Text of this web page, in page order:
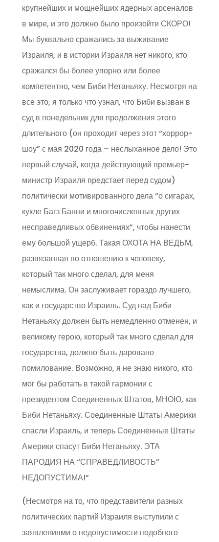
крупнейших и мощнейших ядерных арсеналов
в мире, и это должно было произойти СКОРО!
Мы буквально сражались за выживание
Израиля, и в истории Израиля нет никого, кто
сражался бы более упорно или более
компетентно, чем Биби Нетаньяху. Несмотря на
все это, я только что узнал, что Биби вызван в
суд в понедельник для продолжения этого
длительного (он проходит через этот “хоррор-
шоу” с мая 2020 года – неслыханное дело! Это
первый случай, когда действующий премьер-
министр Израиля предстает перед судом)
политически мотивированного дела “о сигарах,
кукле Багз Банни и многочисленных других
несправедливых обвинениях”, чтобы нанести
ему большой ущерб. Такая ОХОТА НА ВЕДЬМ,
развязанная по отношению к человеку,
который так много сделал, для меня
немыслима. Он заслуживает гораздо лучшего,
как и государство Израиль. Суд над Биби
Нетаньяху должен быть немедленно отменен, и
великому герою, который так много сделал для
государства, должно быть даровано
помилование. Возможно, я не знаю никого, кто
мог бы работать в такой гармонии с
президентом Соединенных Штатов, МНОЮ, как
Биби Нетаньяху. Соединенные Штаты Америки
спасли Израиль, и теперь Соединенные Штаты
Америки спасут Биби Нетаньяху. ЭТА
ПАРОДИЯ НА “СПРАВЕДЛИВОСТЬ”
НЕДОПУСТИМА!”
(Несмотря на то, что представители разных
политических партий Израиля выступили с
заявлениями о недопустимости подобного